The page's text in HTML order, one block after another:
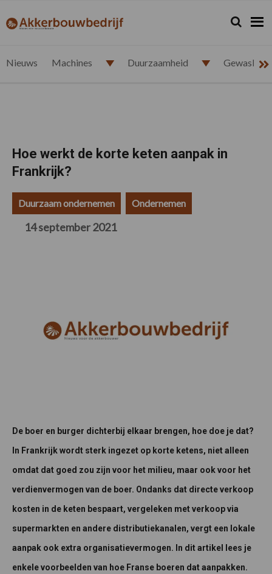
de
de
de
de
akkerbouwbedrijf.nl Zoeken...
Zoek
Nieuws Machines Duurzaamheid
Hoe werkt de korte keten aanpak in
Frankrijk?
Duurzaam ondernemen Ondernemen
14 september 2021
De boer en burger dichterbij elkaar brengen, hoe doe je dat?
In Frankrijk wordt sterk ingezet op korte ketens, niet alleen
omdat dat goed zou zijn voor het milieu, maar ook voor het
verdienvermogen van de boer. Ondanks dat directe verkoop
kosten in de keten bespaart, vergeleken met verkoop via
supermarkten en andere distributiekanalen, vergt een lokale
aanpak ook extra organisatievermogen. In dit artikel lees je
enkele voorbeelden van hoe Franse boeren dat aanpakken.